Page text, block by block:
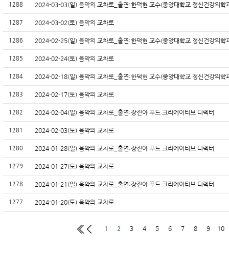
1288 2024-03-03(일) 음악의 교차로_출연:한덕현 교수(중앙대학교 정신건강의학
1287 2024-03-02(토) 음악의 교차로
1286 2024-02-25(일) 음악의 교차로_출연:한덕현 교수(중앙대학교 정신건강의학
1285 2024-02-24(토) 음악의 교차로
1284 2024-02-18(일) 음악의 교차로_출연:한덕현 교수(중앙대학교 정신건강의학
1283 2024-02-17(토) 음악의 교차로
1282 2024-02-04(일) 음악의 교차로_출연:장진아 푸드 크리에이티브 디렉터
1281 2024-02-03(토) 음악의 교차로
1280 2024-01-28(일) 음악의 교차로_출연:장진아 푸드 크리에이티브 디렉터
1279 2024-01-27(토) 음악의 교차로
1278 2024-01-21(일) 음악의 교차로_출연:장진아 푸드 크리에이티브 디렉터
1277 2024-01-20(토) 음악의 교차로
1 2 3 4 5 6 7 8 9 10